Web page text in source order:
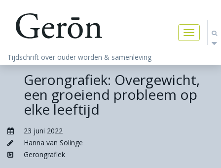
Toggle
navigation
Tijdschrift over ouder worden & samenleving
Gerongrafiek: Overgewicht,
een groeiend probleem op
elke leeftijd
23 juni 2022
Hanna van Solinge
Gerongrafiek